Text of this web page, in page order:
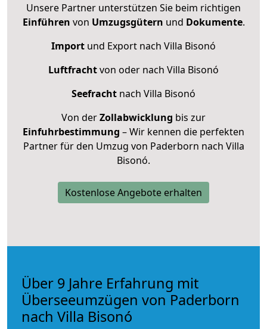
Unsere Partner unterstützen Sie beim richtigen
Einführen von Umzugsgütern und Dokumente.
Import und Export nach Villa Bisonó
Luftfrachtvon oder nach Villa Bisonó
Seefracht nach Villa Bisonó
Von derZollabwicklung bis zur
Einfuhrbestimmung – Wir kennen die perfekten
Partner für den Umzug von Paderborn nach Villa
Bisonó.
Kostenlose Angebote erhalten
Über 9 Jahre Erfahrung mit
Überseeumzügen von Paderborn
nach Villa Bisonó